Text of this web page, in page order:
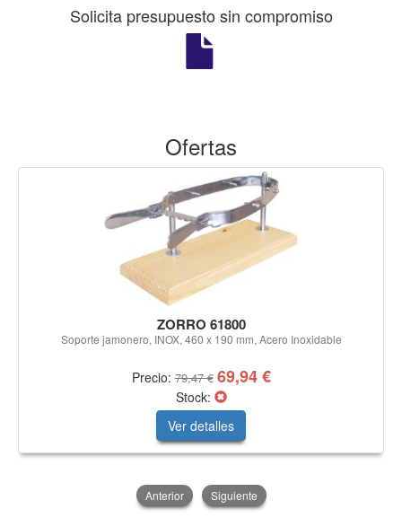
Solicita presupuesto sin compromiso
Ofertas
ZORRO 61800
Soporte jamonero, INOX, 460 x 190 mm, Acero Inoxidable
Precio:79,47 € 69,94 €
Stock:
Ver detalles
Anterior Siguiente